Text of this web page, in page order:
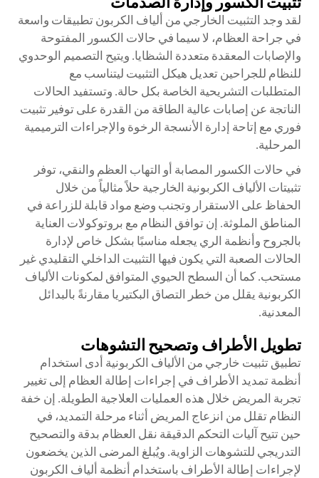
لقد وجد التثبيت الخارجي من ألياف الكربون تطبيقات واسعة
في جراحة العظام، لا سيما في حالات الكسور المفتوحة
والإصابات المعقدة متعددة الشظايا. ويتيح التصميم الوحدوي
للنظام للجراحين تعديل هيكل التثبيت ليتناسب مع
المتطلبات التشريحية الخاصة بكل حالة. وتستفيد الحالات
الناتجة عن إصابات عالية الطاقة من القدرة على توفير تثبيت
فوري مع إتاحة إدارة الأنسجة الرخوة والإجراءات الترميمية
المرحلية.
في حالات الكسور المصابة أو التهاب العظم والنقي، توفر
تثبيتات الألياف الكربونية الخارجية حلاً مثالياً من خلال
الحفاظ على الاستقرار وتجنب وضع مواد قابلة للزراعة في
المناطق الملوثة. إن توافق النظام مع بروتوكولات العناية
بالجروح وأنظمة الري يجعله مناسبًا بشكل خاص لإدارة
الحالات الصعبة التي يكون فيها التثبيت الداخلي التقليدي غير
مستحب. كما أن السطح الحيوي المتوافق لمكونات الألياف
الكربونية يقلل من خطر التصاق البكتيريا مقارنةً بالبدائل
المعدنية.
تطويل الأطراف وتصحيح التشوهات
تطبيقتثبيت خارجي من الألياف الكربونية أدى استخدام
أنظمة تمديد الأطراف في إجراءات إطالة العظام إلى تغيير
تجربة المريض خلال هذه العمليات العلاجية الطويلة. إن خفة
النظام تقلل من انزعاج المريض أثناء مرحلة التمديد، في
حين تتيح آليات التحكم الدقيقة نقل العظام بدقة والتصحيح
التدريجي للتشوهات الزاوية. ويُبلغ المرضى الذين يخضعون
لإجراءات إطالة الأطراف باستخدام أنظمة ألياف الكربون